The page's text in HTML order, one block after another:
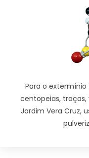
Para o
centopeias, traças,
Jardim Vera Cruz,